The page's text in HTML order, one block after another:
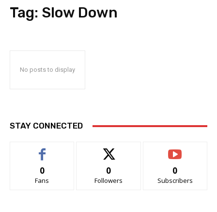
Tag: Slow Down
No posts to display
STAY CONNECTED
0
Fans
0
Followers
0
Subscribers